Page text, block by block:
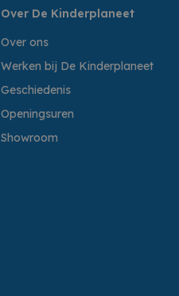
Over De Kinderplaneet
Over ons
Werken bij De Kinderplaneet
Geschiedenis
Openingsuren
Showroom